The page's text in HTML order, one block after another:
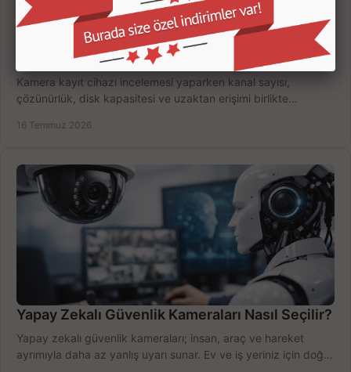
Kamera Kayıt Cihazı İncelemesi Nasıl Yapılır?
Kamera kayıt cihazı incelemesi yaparken kanal sayısı,
çözünürlük, disk kapasitesi ve uzaktan erişimi birlikte
16 Temmuz 2026
Yapay Zekalı Güvenlik Kameraları Nasıl Seçilir?
Yapay zekalı güvenlik kameraları; insan, araç ve hareket
ayrımıyla daha az yanlış uyarı sunar. Ev ve iş yeriniz için doğru